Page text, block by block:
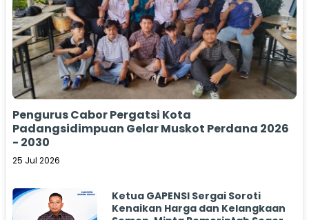
Pengurus Cabor Pergatsi Kota
Padangsidimpuan Gelar Muskot Perdana 2026
- 2030
25 Jul 2026
Ketua GAPENSI Sergai Soroti
Kenaikan Harga dan Kelangkaan